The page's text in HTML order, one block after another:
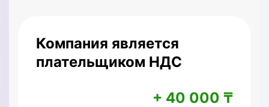
Компания является
плательщиком НДС
+ 40 000 ₸